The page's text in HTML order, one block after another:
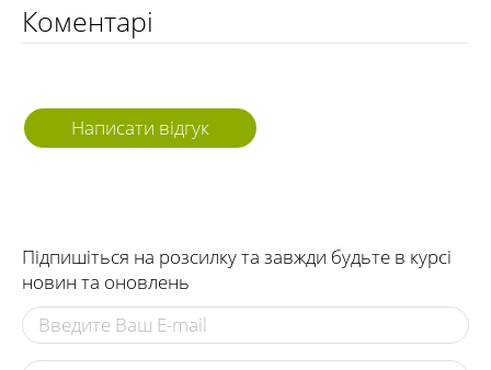
Коментарі
Написати відгук
Підпишіться на розсилку та завжди будьте в курсі
новин та оновлень